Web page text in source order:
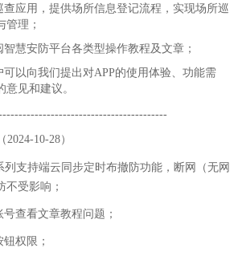
查应用，提供场所信息登记流程，实现场所巡
管理；
慧安防平台各类型操作教程及文章；
以向我们提出对APP的使用体验、功能需
见和建议。
10-28）
支持端云同步定时布撤防功能，断网（无网
不受影响；
查看文章教程问题；
权限；